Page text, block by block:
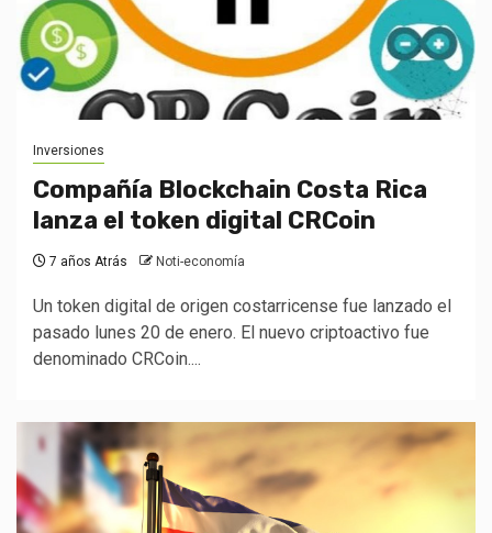
Inversiones
Compañía Blockchain Costa Rica
lanza el token digital CRCoin
7 años Atrás Noti-economía
Un token digital de origen costarricense fue lanzado el
pasado lunes 20 de enero. El nuevo criptoactivo fue
denominado CRCoin....